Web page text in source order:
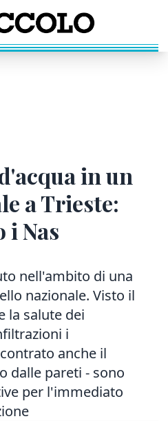
in un
a Trieste:
i Nas
nell'ambito di una
nazionale. Visto il
la salute dei
i
anche il
dalle pareti - sono
per l'immediato